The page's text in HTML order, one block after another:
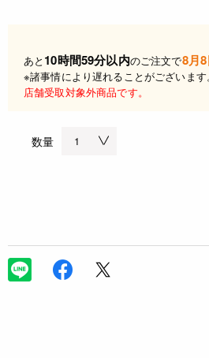
あと 10時間59分以内のご注文で8月
※諸事情により遅れることがございます。
店舗受取対象外商品です。
数量